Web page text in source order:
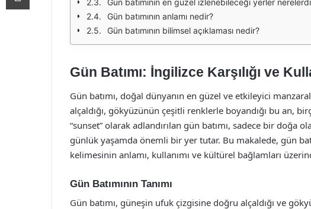
Gün batımının en güzel izlenebileceği yerler
Gün batımının anlamı nedir?
Gün batımının bilimsel açıklaması nedir?
Gün Batımı: İngilizce Karşılığı ve
Gün batımı, doğal dünyanın en güzel ve etkileyici
alçaldığı, gökyüzünün çeşitli renklerle boyandığı bu an,
“sunset” olarak adlandırılan gün batımı, sadece bir doğa
günlük yaşamda önemli bir yer tutar. Bu makalede, gün
kelimesinin anlamı, kullanımı ve kültürel bağlamları
Gün Batımının Tanımı
Gün batımı, güneşin ufuk çizgisine doğru alçaldığı ve